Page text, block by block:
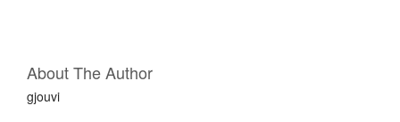
About The Author
gjouvi